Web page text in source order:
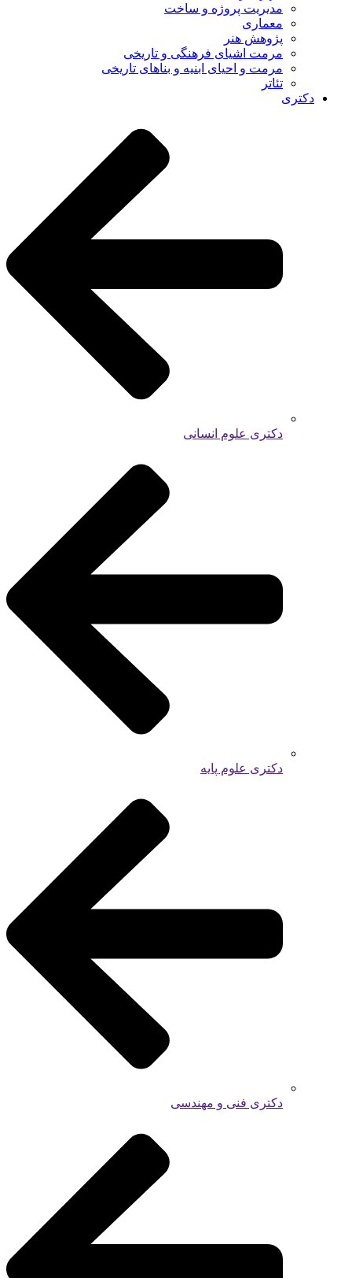
مدیریت پروژه و ساخت
معماری
پژوهش هنر
مرمت اشیای فرهنگی و تاریخی
مرمت و احیای ابنیه و بناهای تاریخی
تئاتر
دکتری
دکتری علوم انسانی
دکتری علوم پایه
دکتری فنی و مهندسی